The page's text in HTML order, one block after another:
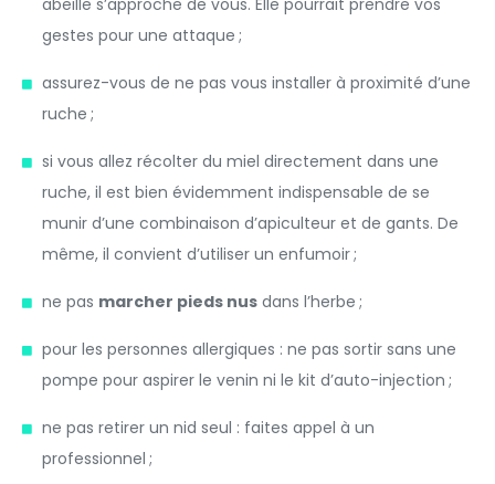
gestes pour une attaque ;
assurez-vous de ne pas vous installer à proximité d’une
ruche ;
si vous allez récolter du miel directement dans une
ruche, il est bien évidemment indispensable de se
munir d’une combinaison d’apiculteur et de gants. De
même, il convient d’utiliser un enfumoir ;
ne pas marcher pieds nusdans l’herbe ;
pour les personnes allergiques : ne pas sortir sans une
pompe pour aspirer le venin ni le kit d’auto-injection ;
ne pas retirer un nid seul : faites appel à un
professionnel ;